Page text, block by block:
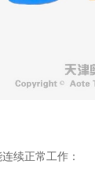
续正常工作：